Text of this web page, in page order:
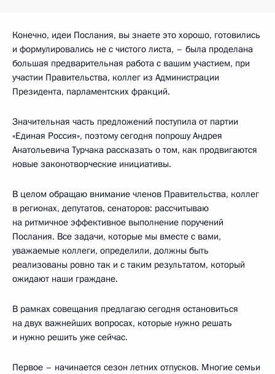
Конечно, идеи Послания, вы знаете это хорошо, готовились
и формулировались не с чистого листа, – была проделана
большая предварительная работа с вашим участием, при
участии Правительства, коллег из Администрации
Президента, парламентских фракций.
Значительная часть предложений поступила от партии
«Единая Россия», поэтому сегодня попрошу Андрея
Анатольевича Турчака рассказать о том, как продвигаются
новые законотворческие инициативы.
В целом обращаю внимание членов Правительства, коллег
в регионах, депутатов, сенаторов: рассчитываю
на ритмичное эффективное выполнение поручений
Послания. Все задачи, которые мы вместе с вами,
уважаемые коллеги, определили, должны быть
реализованы ровно так и с таким результатом, который
ожидают наши граждане.
В рамках совещания предлагаю сегодня остановиться
на двух важнейших вопросах, которые нужно решать
и нужно решить уже сейчас.
Первое – начинается сезон летних отпусков. Многие семьи